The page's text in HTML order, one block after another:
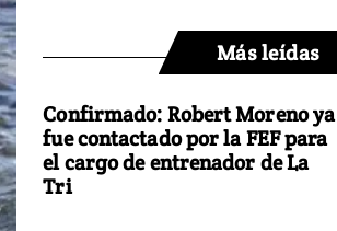
Más leídas
Confirmado: Robert Moreno ya
fue contactado por la FEF para
el cargo de entrenador de La
Tri